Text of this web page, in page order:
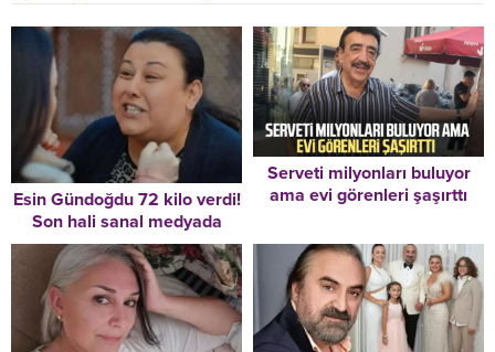
Esin Gündoğdu 72 kilo verdi!
Son hali sanal medyada
gündem oldu
Serveti milyonları buluyor
ama evi görenleri şaşırttı